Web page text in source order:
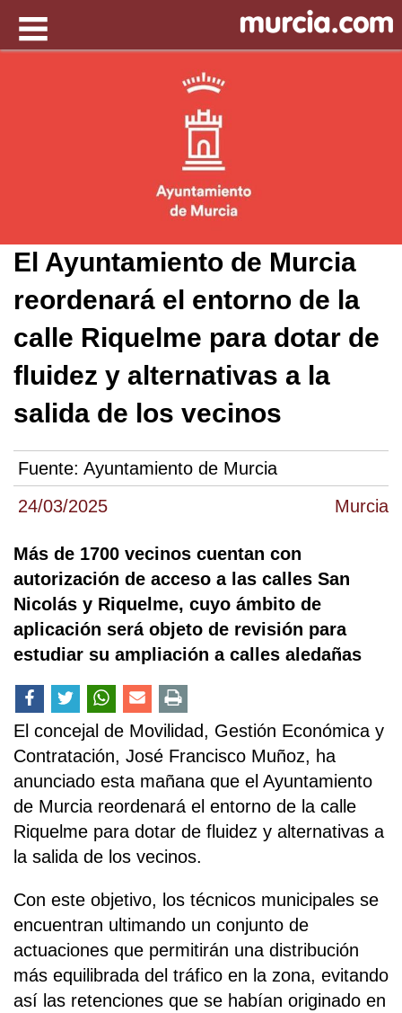
24/03/2025 Murcia
El Ayuntamiento de Murcia
reordenará el entorno de la
calle Riquelme para dotar de
fluidez y alternativas a la
salida de los vecinos
Fuente: Ayuntamiento de Murcia
Más de 1700 vecinos cuentan con
autorización de acceso a las calles San
Nicolás y Riquelme, cuyo ámbito de
aplicación será objeto de revisión para
estudiar su ampliación a calles aledañas
El concejal de Movilidad, Gestión Económica y
Contratación, José Francisco Muñoz, ha
anunciado esta mañana que el Ayuntamiento
de Murcia reordenará el entorno de la calle
Riquelme para dotar de fluidez y alternativas a
la salida de los vecinos.
Con este objetivo, los técnicos municipales se
encuentran ultimando un conjunto de
actuaciones que permitirán una distribución
más equilibrada del tráfico en la zona, evitando
así las retenciones que se habían originado en